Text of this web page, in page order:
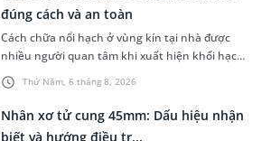
Thứ Năm, 6 tháng 8, 2026
đúng cách và an toàn
Cách chữa nổi hạch ở vùng kín tại nhà được
nhiều người quan tâm khi xuất hiện khối hạch
nhỏ ở vùng bẹn hoặc cơ quan sinh dục. Nếu
hạch mới xuất hiện, kích thước nhỏ và chưa
kèm dấu hiệu bất thường, áp dụng biện pháp
chăm sóc phù hợp có thể góp phần làm giảm
Nhân xơ tử cung 45mm: Dấu hiệu nhận
biết và hướng điều tr...